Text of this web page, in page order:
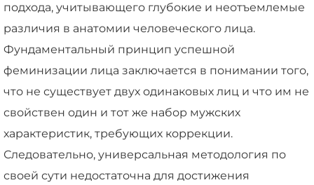
подхода, учитывающего глубокие и неотъемлемые
различия в анатомии человеческого лица.
Фундаментальный принцип успешной
феминизации лица заключается в понимании того,
что не существует двух одинаковых лиц и что им не
свойствен один и тот же набор мужских
характеристик, требующих коррекции.
Следовательно, универсальная методология по
своей сути недостаточна для достижения